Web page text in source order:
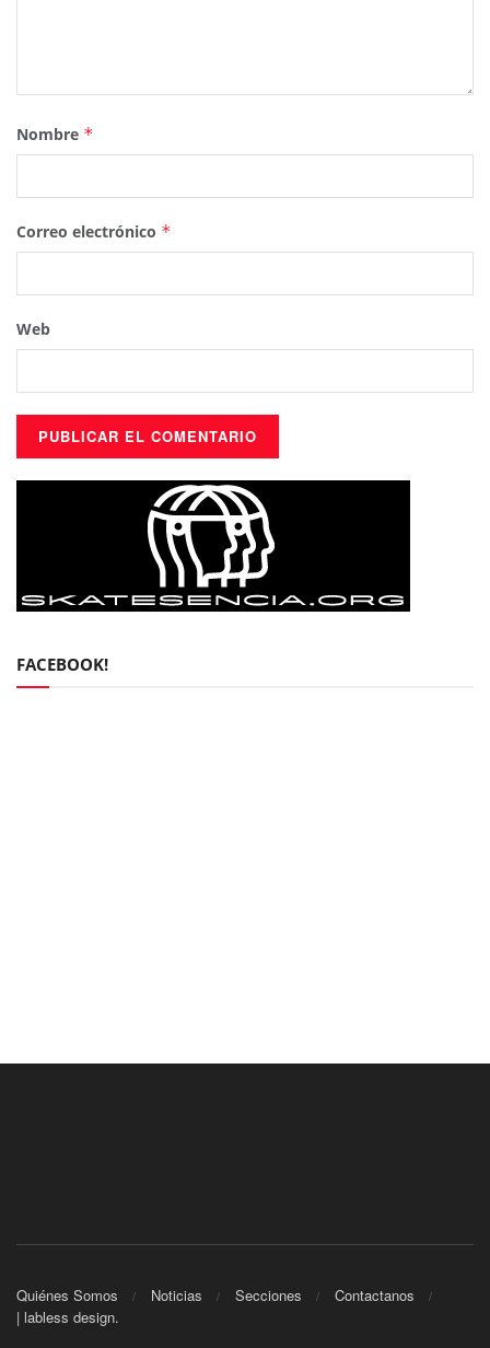
Nombre *
Correo electrónico *
Web
FACEBOOK!
Quiénes Somos Noticias Secciones
Contactanos
| labless design.